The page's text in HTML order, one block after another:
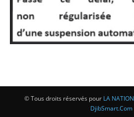
© Tous droits réservés pour LA NATION
DjibSmart.Com